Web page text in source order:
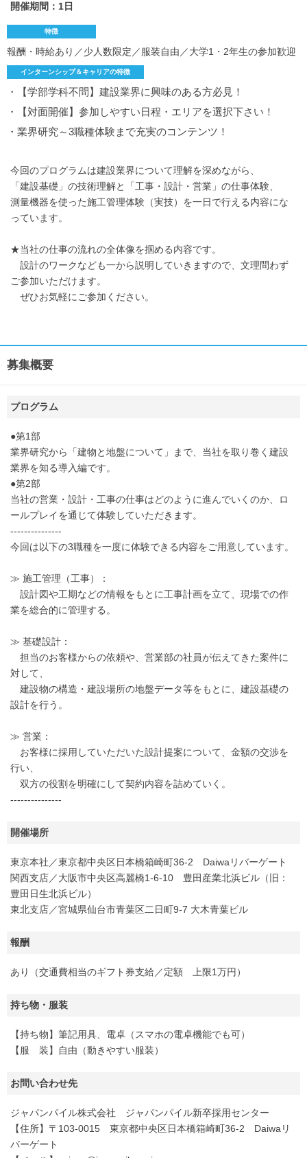
開催期間：1日
特徴
報酬・時給あり／少人数限定／服装自由／大学1・2年生の参加歓迎
インターンシップ＆キャリアの特徴
・【学部学科不問】建設業界に興味のある方必見！
・【対面開催】参加しやすい日程・エリアを選択下さい！
・業界研究～3職種体験まで充実のコンテンツ！
今回のプログラムは建設業界について理解を深めながら、
「建設基礎」の技術理解と「工事・設計・営業」の仕事体験、
測量機器を使った施工管理体験（実技）を一日で行える内容にな
っています。
★当社の仕事の流れの全体像を掴める内容です。
設計のワークなども一から説明していきますので、文理問わず
ご参加いただけます。
ぜひお気軽にご参加ください。
募集概要
プログラム
●第1部
業界研究から「建物と地盤について」まで、当社を取り巻く建設
業界を知る導入編です。
●第2部
当社の営業・設計・工事の仕事はどのように進んでいくのか、ロ
ールプレイを通じて体験していただきます。
---------------
今回は以下の3職種を一度に体験できる内容をご用意しています。
≫ 施工管理（工事）：
設計図や工期などの情報をもとに工事計画を立て、現場での作
業を総合的に管理する。
≫ 基礎設計：
担当のお客様からの依頼や、営業部の社員が伝えてきた案件に
対して、
建設物の構造・建設場所の地盤データ等をもとに、建設基礎の
設計を行う。
≫ 営業：
お客様に採用していただいた設計提案について、金額の交渉を
行い、
双方の役割を明確にして契約内容を詰めていく。
---------------
開催場所
東京本社／東京都中央区日本橋箱崎町36-2 Daiwaリバーゲート
関西支店／大阪市中央区高麗橋1-6-10 豊田産業北浜ビル（旧：
豊田日生北浜ビル）
東北支店／宮城県仙台市青葉区二日町9-7 大木青葉ビル
報酬
あり（交通費相当のギフト券支給／定額 上限1万円）
持ち物・服装
【持ち物】筆記用具、電卓（スマホの電卓機能でも可）
【服 装】自由（動きやすい服装）
お問い合わせ先
ジャパンパイル株式会社 ジャパンパイル新卒採用センター
【住所】〒103-0015 東京都中央区日本橋箱崎町36-2 Daiwaリ
バーゲート